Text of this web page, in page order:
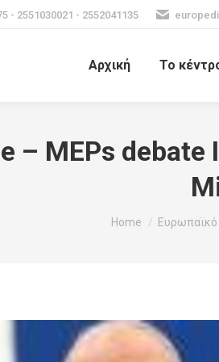
- 2551030021 - 2552041135
Αρχική Το
– MEPs
You are here:
Home Ευρωπαϊκό